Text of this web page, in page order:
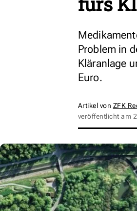
Problem in
Kläranlage
Euro.
Artikel von ZFK
veröffentlicht am